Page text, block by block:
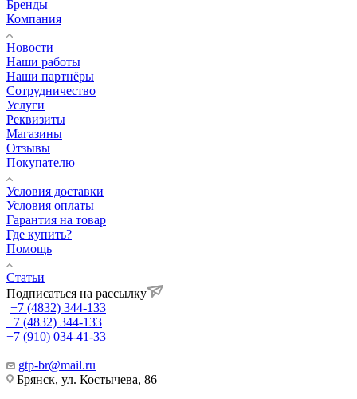
Бренды
Компания
Новости
Наши работы
Наши партнёры
Сотрудничество
Услуги
Реквизиты
Магазины
Отзывы
Покупателю
Условия доставки
Условия оплаты
Гарантия на товар
Где купить?
Помощь
Статьи
Подписаться на рассылку
+7 (4832) 344-133
+7 (4832) 344-133
+7 (910) 034-41-33
gtp-br@mail.ru
Брянск, ул. Костычева, 86